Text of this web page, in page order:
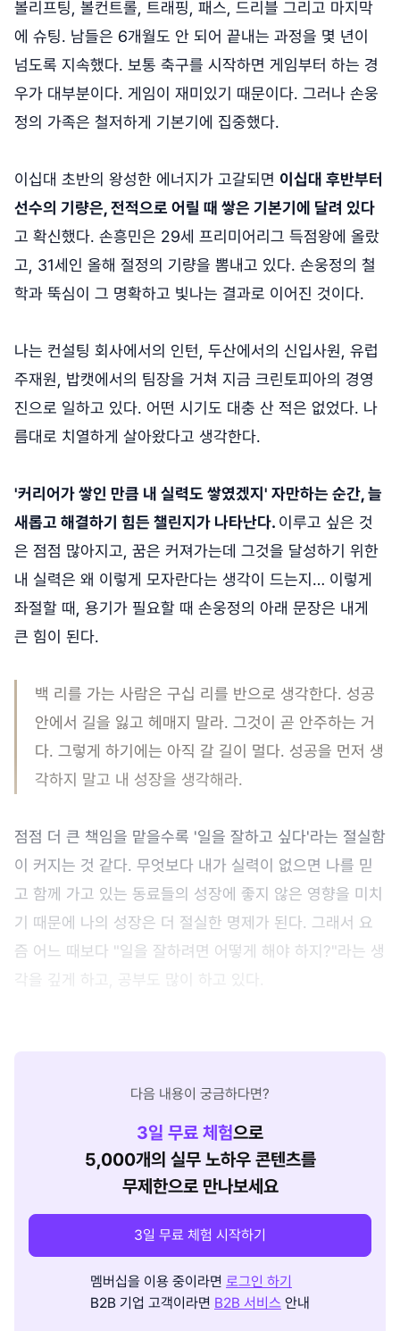
볼리프팅, 볼컨트롤, 트래핑, 패스, 드리블 그리고 마지막
에 슈팅. 남들은 6개월도 안 되어 끝내는 과정을 몇 년이
넘도록 지속했다. 보통 축구를 시작하면 게임부터 하는 경
우가 대부분이다. 게임이 재미있기 때문이다. 그러나 손웅
정의 가족은 철저하게 기본기에 집중했다.
이십대 초반의 왕성한 에너지가 고갈되면 이십대 후반부터
선수의 기량은, 전적으로 어릴 때 쌓은 기본기에 달려 있다
고 확신했다. 손흥민은 29세 프리미어리그 득점왕에 올랐
고, 31세인 올해 절정의 기량을 뽐내고 있다. 손웅정의 철
학과 뚝심이 그 명확하고 빛나는 결과로 이어진 것이다.
나는 컨설팅 회사에서의 인턴, 두산에서의 신입사원, 유럽
주재원, 밥캣에서의 팀장을 거쳐 지금 크린토피아의 경영
진으로 일하고 있다. 어떤 시기도 대충 산 적은 없었다. 나
름대로 치열하게 살아왔다고 생각한다.
'커리어가 쌓인 만큼 내 실력도 쌓였겠지' 자만하는 순간, 늘
새롭고 해결하기 힘든 챌린지가 나타난다. 이루고 싶은 것
은 점점 많아지고, 꿈은 커져가는데 그것을 달성하기 위한
내 실력은 왜 이렇게 모자란다는 생각이 드는지… 이렇게
좌절할 때, 용기가 필요할 때 손웅정의 아래 문장은 내게
큰 힘이 된다.
백 리를 가는 사람은 구십 리를 반으로 생각한다. 성공
안에서 길을 잃고 헤매지 말라. 그것이 곧 안주하는 거
다. 그렇게 하기에는 아직 갈 길이 멀다. 성공을 먼저 생
각하지 말고 내 성장을 생각해라.
점점 더 큰 책임을 맡을수록 '일을 잘하고 싶다'라는 절실함
이 커지는 것 같다. 무엇보다 내가 실력이 없으면 나를 믿
고 함께 가고 있는 동료들의 성장에 좋지 않은 영향을 미치
기 때문에 나의 성장은 더 절실한 명제가 된다. 그래서 요
즘 어느 때보다 "일을 잘하려면 어떻게 해야 하지?"라는 생
각을 깊게 하고, 공부도 많이 하고 있다.
다음 내용이 궁금하다면?
3일 무료 체험으로
5,000개의 실무 노하우 콘텐츠를
무제한으로 만나보세요
3일 무료 체험 시작하기
멤버십을 이용 중이라면 로그인 하기
B2B 기업 고객이라면 B2B 서비스 안내